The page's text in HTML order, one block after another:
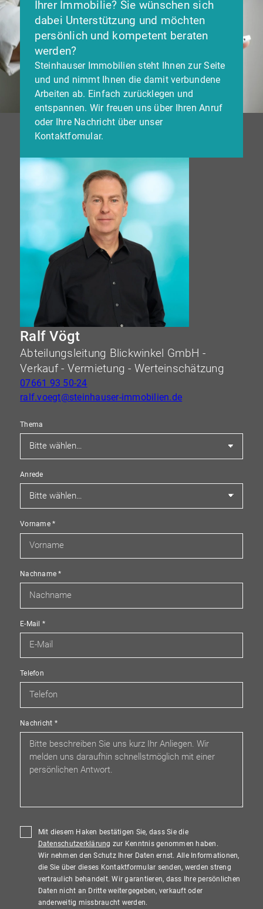
Ihrer Immobilie? Sie wünschen sich
dabei Unterstützung und möchten
persönlich und kompetent beraten
werden?
Steinhauser Immobilien steht Ihnen zur Seite
und und nimmt Ihnen die damit verbundene
Arbeiten ab. Einfach zurücklegen und
entspannen. Wir freuen uns über Ihren Anruf
oder Ihre Nachricht über unser
Kontaktfomular.
Ralf Vögt
Abteilungsleitung Blickwinkel GmbH -
Verkauf - Vermietung - Werteinschätzung
07661 93 50-24
ralf.voegt@steinhauser-immobilien.de
Thema
Anrede
Vorname*
Nachname*
E-Mail *
Telefon
Nachricht *
Mit diesem Haken bestätigen Sie, dass Sie die
Datenschutzerklärung zur Kenntnis genommen haben.
Wir nehmen den Schutz Ihrer Daten ernst. Alle Informationen,
die Sie über dieses Kontaktformular senden, werden streng
vertraulich behandelt. Wir garantieren, dass Ihre persönlichen
Daten nicht an Dritte weitergegeben, verkauft oder
anderweitig missbraucht werden.